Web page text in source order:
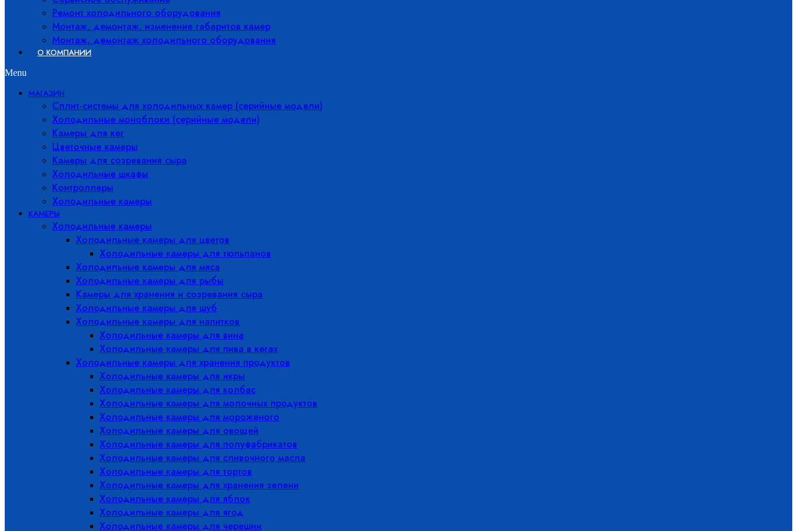
Ремонт холодильного оборудования
Монтаж, демонтаж, изменение габаритов камер
Монтаж, демонтаж холодильного оборудования
О КОМПАНИИ
Menu
МАГАЗИН
Сплит-системы для холодильных камер (серийные модели)
Холодильные моноблоки (серийные модели)
Камеры для кег
Цветочные камеры
Камеры для созревания сыра
Холодильные шкафы
Контроллеры
Холодильные камеры
КАМЕРЫ
Холодильные камеры
Холодильные камеры для цветов
Холодильные камеры для тюльпанов
Холодильные камеры для мяса
Холодильные камеры для рыбы
Камеры для хранения и созревания сыра
Холодильные камеры для шуб
Холодильные камеры для напитков
Холодильные камеры для вина
Холодильные камеры для пива в кегах
Холодильные камеры для хранения продуктов
Холодильные камеры для икры
Холодильные камеры для колбас
Холодильные камеры для молочных продуктов
Холодильные камеры для мороженого
Холодильные камеры для овощей
Холодильные камеры для полуфабрикатов
Холодильные камеры для сливочного масла
Холодильные камеры для тортов
Холодильные камеры для хранения зелени
Холодильные камеры для яблок
Холодильные камеры для ягод
Холодильные камеры для черешни